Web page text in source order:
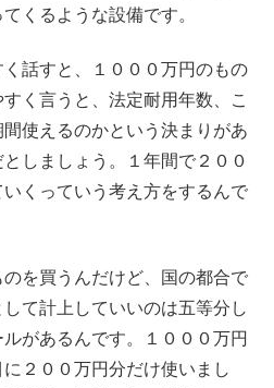
くるような設備です。
話すと、１０００万円のもの
く言うと、法定耐用年数、こ
使えるのかという決まりがあ
しましょう。１年間で２００
くっていう考え方をするんで
を買うんだけど、国の都合で
て計上していいのは五等分し
があるんです。１０００万円
２００万円分だけ使いまし